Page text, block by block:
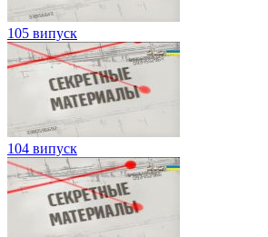
105 випуск
104 випуск